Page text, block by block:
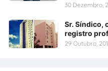
30 Dezembro,
Sr. Síndico,
registro
29 Outubro,